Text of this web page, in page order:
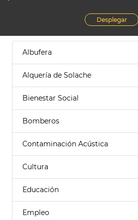
Desplegar
Albufera
Alquería de Solache
Bienestar Social
Bomberos
Contaminación Acústica
Cultura
Educación
Empleo